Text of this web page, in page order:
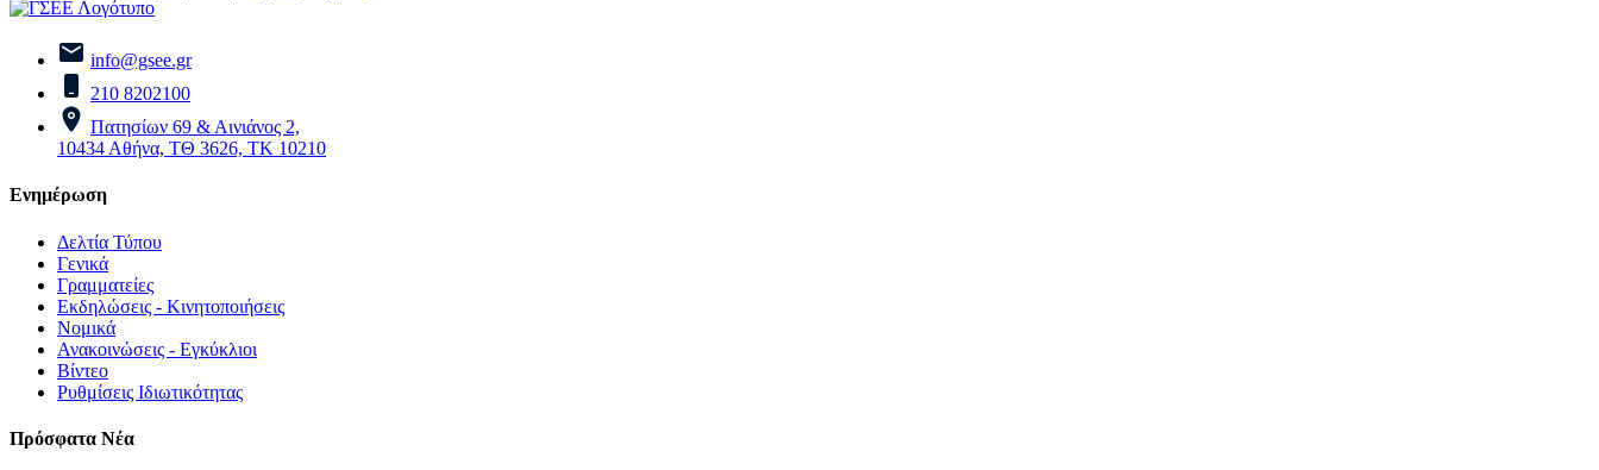
info@gsee.gr
210 8202100
Πατησίων 69 & Αινιάνος 2,
10434 Αθήνα, ΤΘ 3626, ΤΚ 10210
Ενημέρωση
Δελτία Τύπου
Γενικά
Γραμματείες
Εκδηλώσεις - Κινητοποιήσεις
Νομικά
Ανακοινώσεις - Εγκύκλιοι
Βίντεο
Ρυθμίσεις Ιδιωτικότητας
Πρόσφατα Νέα